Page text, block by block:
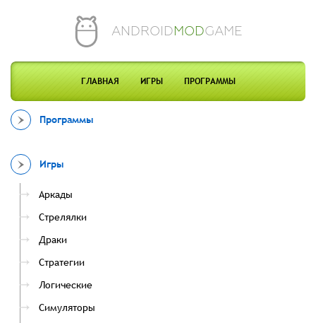
ANDROIDMODGAME
ГЛАВНАЯ ИГРЫ ПРОГРАММЫ
Программы
Игры
Аркады
Стрелялки
Драки
Стратегии
Логические
Симуляторы